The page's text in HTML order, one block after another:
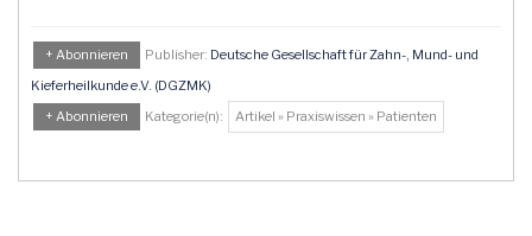
+ Abonnieren Publisher: Deutsche Gesellschaft für Zahn-, Mund- und
Kieferheilkunde e.V. (DGZMK)
+ Abonnieren
Kategorie(n): Artikel » Praxiswissen » Patienten